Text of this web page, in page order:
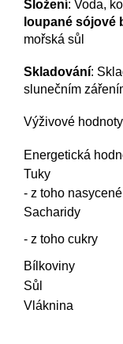
Složení: Voda,
loupané sójové
mořská sůl
Skladování:
slunečním
Výživové
Energetická
Tuky
- z toho
Sacharidy
- z toho cukry
Bílkoviny
Sůl
Vláknina